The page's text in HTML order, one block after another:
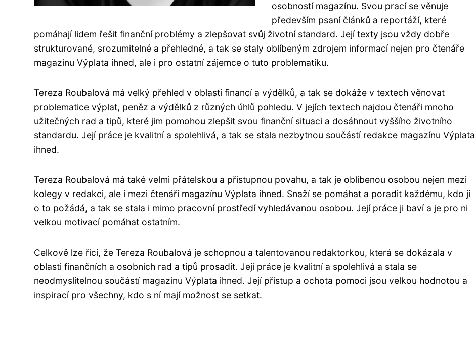
osobností magazínu. Svou prací se věnuje
především psaní článků a reportáží, které
pomáhají lidem řešit finanční problémy a zlepšovat svůj životní standard. Její texty jsou vždy dobře
strukturované, srozumitelné a přehledné, a tak se staly oblíbeným zdrojem informací nejen pro čtenáře
magazínu Výplata ihned, ale i pro ostatní zájemce o tuto problematiku.
Tereza Roubalová má velký přehled v oblasti financí a výdělků, a tak se dokáže v textech věnovat
problematice výplat, peněz a výdělků z různých úhlů pohledu. V jejích textech najdou čtenáři mnoho
užitečných rad a tipů, které jim pomohou zlepšit svou finanční situaci a dosáhnout vyššího životního
standardu. Její práce je kvalitní a spolehlivá, a tak se stala nezbytnou součástí redakce magazínu Výplata
ihned.
Tereza Roubalová má také velmi přátelskou a přístupnou povahu, a tak je oblíbenou osobou nejen mezi
kolegy v redakci, ale i mezi čtenáři magazínu Výplata ihned. Snaží se pomáhat a poradit každému, kdo ji
o to požádá, a tak se stala i mimo pracovní prostředí vyhledávanou osobou. Její práce ji baví a je pro ni
velkou motivací pomáhat ostatním.
Celkově lze říci, že Tereza Roubalová je schopnou a talentovanou redaktorkou, která se dokázala v
oblasti finančních a osobních rad a tipů prosadit. Její práce je kvalitní a spolehlivá a stala se
neodmyslitelnou součástí magazínu Výplata ihned. Její přístup a ochota pomoci jsou velkou hodnotou a
inspirací pro všechny, kdo s ní mají možnost se setkat.